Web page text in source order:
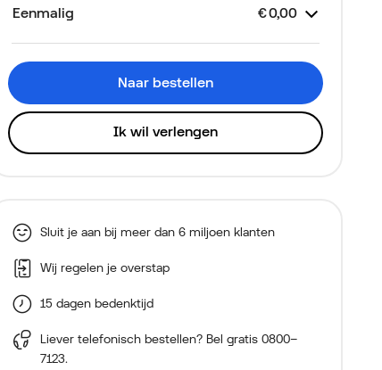
Eenmalig €0,00
Naar bestellen
Ik wil verlengen
Sluit je aan bij meer dan 6 miljoen klanten
Wij regelen je overstap
15 dagen bedenktijd
Liever telefonisch bestellen? Bel gratis 0800–
7123.